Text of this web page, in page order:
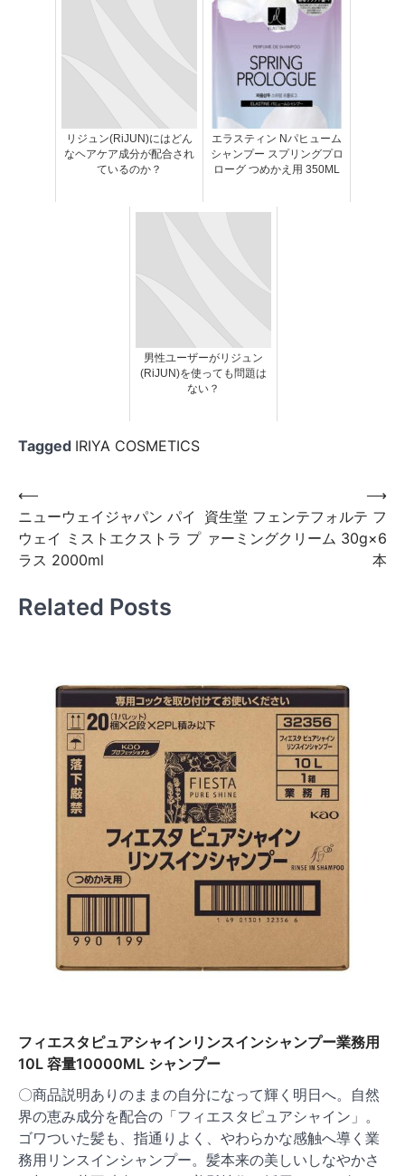
リジュン(RiJUN)にはどん
なヘアケア成分が配合され
ているのか？
エラスティン Nパヒューム
シャンプー スプリングプロ
ローグ つめかえ用 350ML
男性ユーザーがリジュン
(RiJUN)を使っても問題は
ない？
Tagged IRIYA COSMETICS
投
稿
ナ
ゲ
⟵
ニューウェイジャパン パイ
ウェイ ミストエクストラ プ
ラス 2000ml
資生堂 フェンテフォルテ フ
ァーミングクリーム 30g×6
本
⟶
Related Posts
フィエスタピュアシャインリンスインシャンプー業務用
10L 容量10000ML シャンプー
〇商品説明ありのままの自分になって輝く明日へ。自然
界の恵み成分を配合の「フィエスタピュアシャイン」。
ゴワついた髪も、指通りよく、やわらかな感触へ導く業
務用リンスインシャンプー。髪本来の美しいしなやかさ